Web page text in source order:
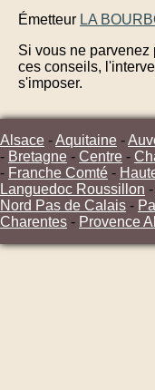
Émetteur LA
Si vous ne parvenez
ces conseils,
s'imposer.
Alsace -Aquitaine -
- Bretagne - Centre -
- Franche Comté -
Languedoc Roussillon -
Nord Pas de Calais -
Charentes - Provence